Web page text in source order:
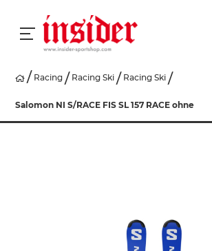
Racing Racing Ski Racing Ski
Salomon NI S/RACE FIS SL 157 RACE ohne